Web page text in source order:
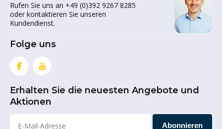
Rufen Sie uns an +49 (0)392 9267 8285
oder kontaktieren Sie unseren
Kundendienst.
Folge uns
Erhalten Sie die neuesten Angebote und
Aktionen
Abonnieren